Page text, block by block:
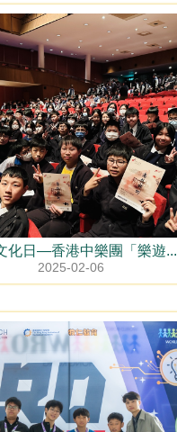
化日—香港中樂團「樂遊...
2025-02-06